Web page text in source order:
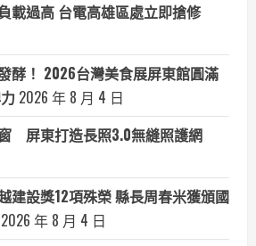
載過高 台電高雄區處立即搶修
酵！ 2026台灣美食展屏東館圓滿
2026 年 8 月 4 日
屏東打造長照3.0無縫照護網
建設獎12項殊榮 縣長周春米獲頒國
2026 年 8 月 4 日